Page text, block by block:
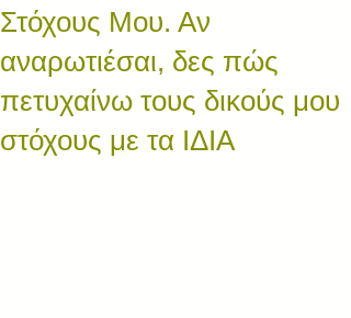
Στόχους Μου. Αν
αναρωτιέσαι, δες πώς
πετυχαίνω τους δικούς μου
στόχους με τα ΙΔΙΑ